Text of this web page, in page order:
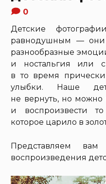
0
Детские
равнодушным — они
разнообразные
и ностальгия или
в то время
улыбки. Наше
не вернуть, но можно
и воспроизвести то
которое царило в
Представляем
воспроизведения